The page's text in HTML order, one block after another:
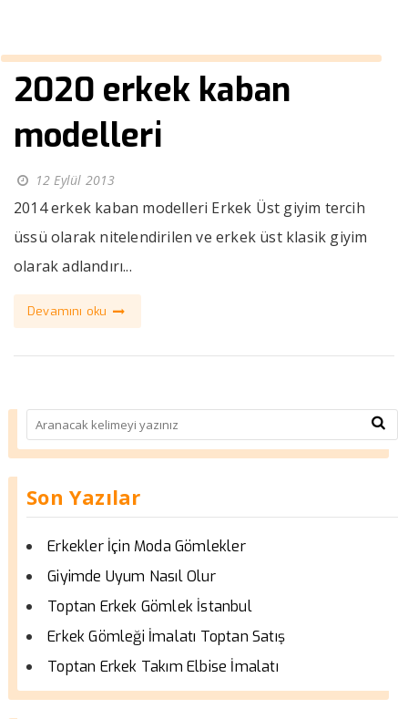
2020 erkek kaban
modelleri
12 Eylül 2013
2014 erkek kaban modelleri Erkek Üst giyim tercih
üssü olarak nitelendirilen ve erkek üst klasik giyim
olarak adlandırı...
Devamını oku
Son Yazılar
Erkekler İçin Moda Gömlekler
Giyimde Uyum Nasıl Olur
Toptan Erkek Gömlek İstanbul
Erkek Gömleği İmalatı Toptan Satış
Toptan Erkek Takım Elbise İmalatı